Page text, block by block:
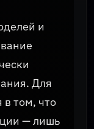
и
Для
в том, что
— лишь